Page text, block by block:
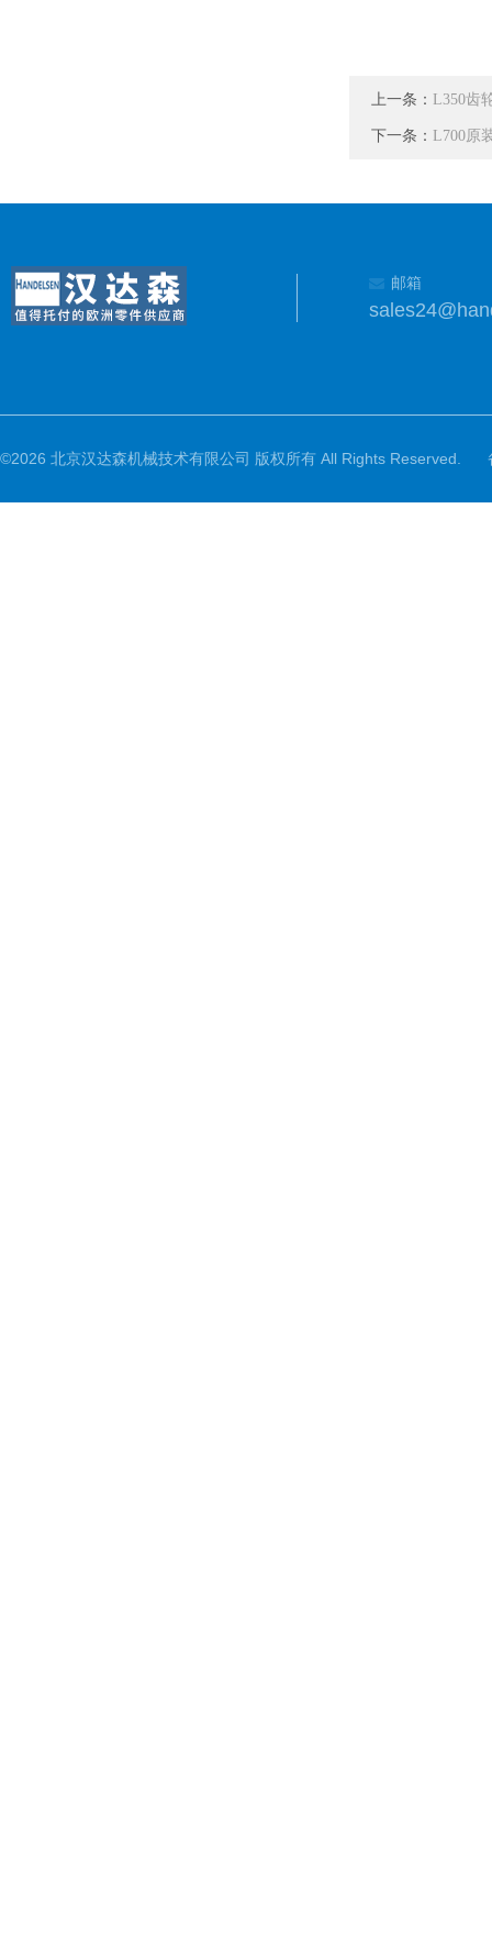
上一条： L350齿
下一条： L700原
邮箱
©2026 北京汉达森机械技术有限公司 版权所有 All Rights Reserved.